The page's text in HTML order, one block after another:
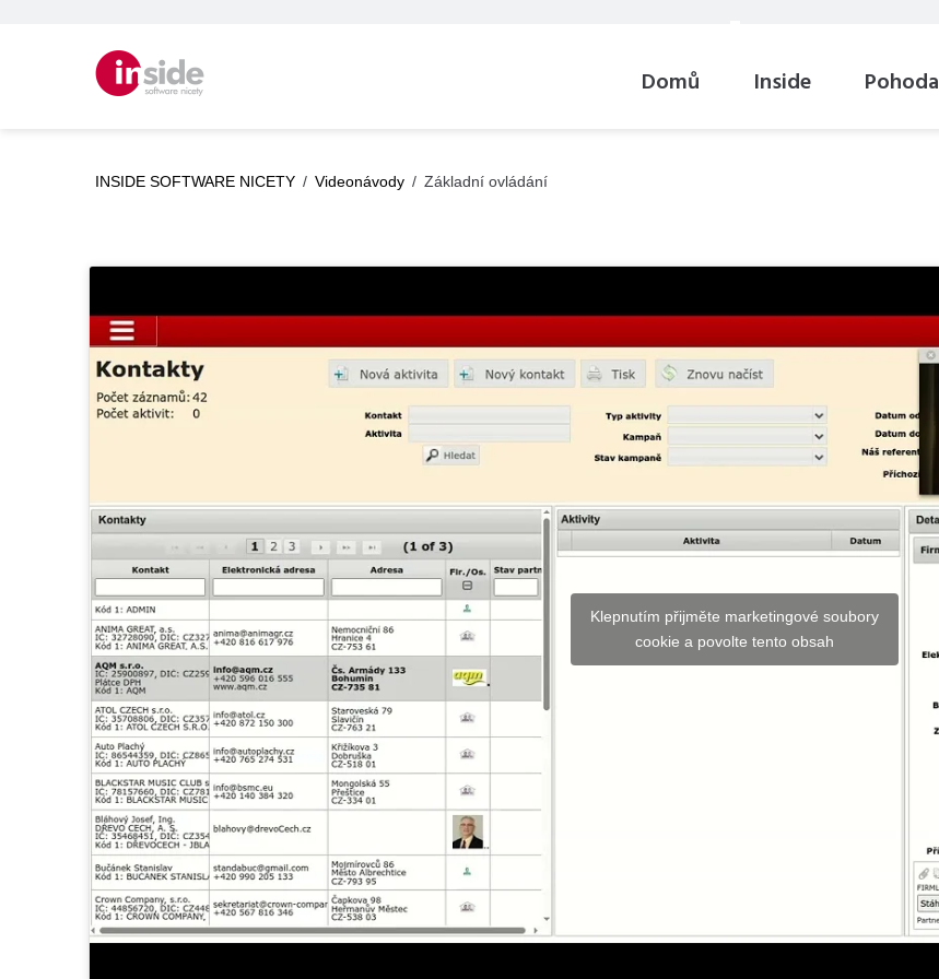
Domů Inside Pohoda
INSIDE SOFTWARE NICETY / Videonávody / Základní ovládání
Klepnutím přijměte marketingové soubory
cookie a povolte tento obsah